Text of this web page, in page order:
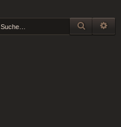
SUCHE